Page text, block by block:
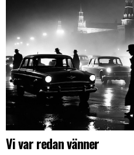
Vi var redan vänner